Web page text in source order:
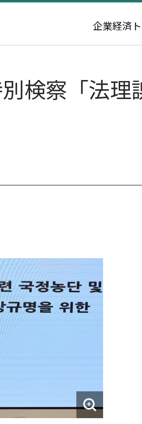
企業経済
検察「法理